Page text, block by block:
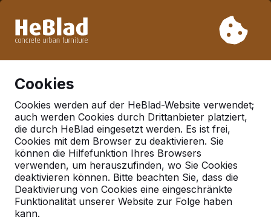
Woche 33 nicht. Bitte berücksichtigen Sie daher längere
Cookies
Cookies werden auf der HeBlad-Website verwendet;
auch werden Cookies durch Drittanbieter platziert,
die durch HeBlad eingesetzt werden. Es ist frei,
Cookies mit dem Browser zu deaktivieren. Sie
können die Hilfefunktion Ihres Browsers
verwenden, um herauszufinden, wo Sie Cookies
deaktivieren können. Bitte beachten Sie, dass die
Deaktivierung von Cookies eine eingeschränkte
Funktionalität unserer Website zur Folge haben
kann.
Geen referenties gevonden in 'schonebeck-elbe'
Deutschland
Referenties in:
Deutschland